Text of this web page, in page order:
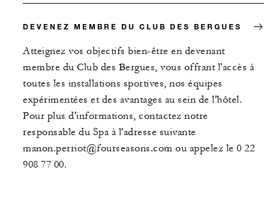
DEVENEZ MEMBRE DU CLUB DES BERGUES
Atteignez vos objectifs bien-être en devenant
membre du Club des Bergues, vous offrant l'accès à
toutes les installations sportives, nos équipes
expérimentées et des avantages au sein de l'hôtel.
Pour plus d'informations, contactez notre
responsable du Spa à l'adresse suivante
manon.perriot@fourseasons.com ou appelez le 0 22
908 77 00.